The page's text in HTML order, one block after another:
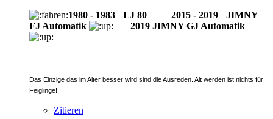
1980 - 1983
LJ 80 2015 - 2019
JIMNY
FJ Automatik
2019 JIMNY GJ Automatik
Das Einzige das im Alter besser wird sind die Ausreden. Alt werden ist nichts für
Feiglinge!
Zitieren